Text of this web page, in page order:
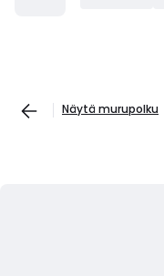
Näytä murupolku